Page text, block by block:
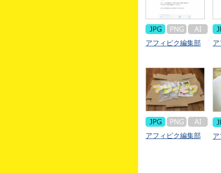
アフィピク編集部
アフィピク編集部